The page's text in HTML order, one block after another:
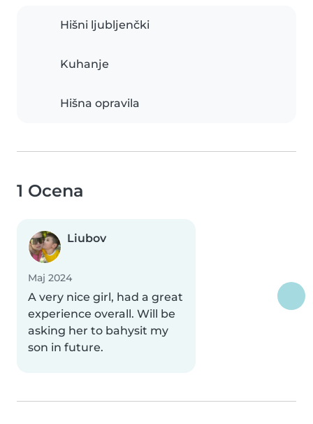
Hišni ljubljenčki
Kuhanje
Hišna opravila
1 Ocena
Liubov
Maj 2024
A very nice girl, had a great
experience overall. Will be
asking her to bahysit my
son in future.